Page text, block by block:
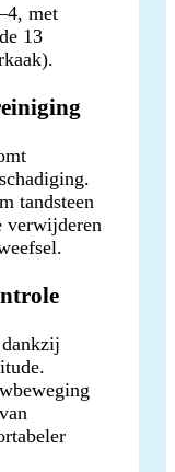
met
13
tandsteen
verwijderen